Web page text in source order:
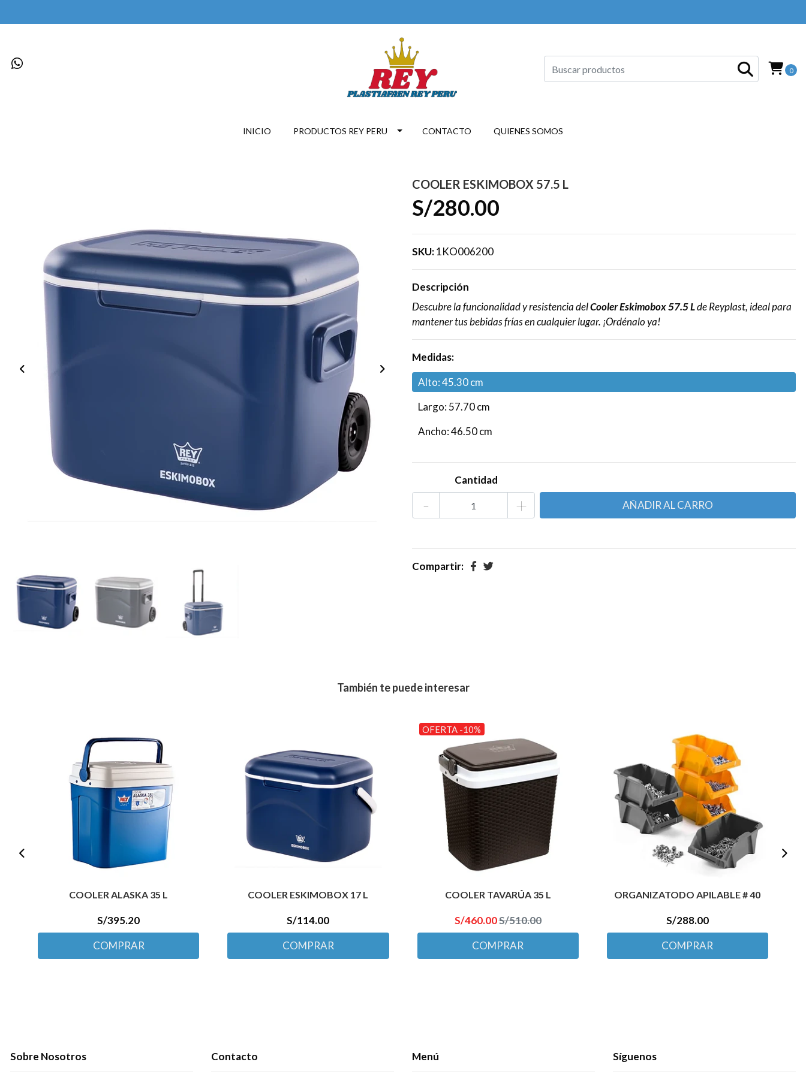
0
INICIO PRODUCTOS REY PERU CONTACTO QUIENES SOMOS
COOLER ESKIMOBOX 57.5 L
S/280.00
SKU:1KO006200
Descripción
Descubre la funcionalidad y resistencia delCooler Eskimobox 57.5 Lde Reyplast, ideal para
mantener tus bebidas frías en cualquier lugar. ¡Ordénalo ya!
Medidas:
Alto: 45.30 cm
Largo: 57.70 cm
Ancho: 46.50 cm
Cantidad
- +
Compartir:
También te puede interesar
COOLER ALASKA 35 L
S/395.20
COMPRAR
COOLER ESKIMOBOX 17 L
S/114.00
COMPRAR
OFERTA -10%
COOLER TAVARÚA 35 L
S/460.00S/510.00
COMPRAR
ORGANIZATODO APILABLE # 40
S/288.00
COMPRAR
Sobre Nosotros Contacto Menú Síguenos